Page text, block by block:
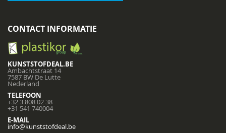
CONTACT INFORMATIE
KUNSTSTOFDEAL.BE
Ambachtstraat 14
7587 BW De Lutte
Nederland
TELEFOON
+32 3 808 02 38
+31 541 740004
E-MAIL
info@kunststofdeal.be